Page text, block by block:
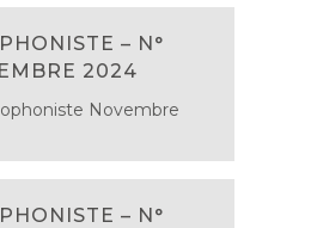
– N°
2024
Novembre
– N°